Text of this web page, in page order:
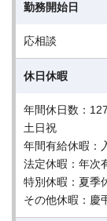
勤務開始日
応相談
休日休暇
年間休日数：127
土日祝
年間有給休暇：
法定休暇：年次
特別休暇：夏季
その他休暇：慶